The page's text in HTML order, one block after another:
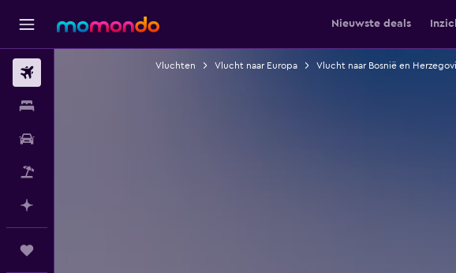
Nieuwste deals
Vluchten Vlucht naar Europa Vlucht naar Bosnië en